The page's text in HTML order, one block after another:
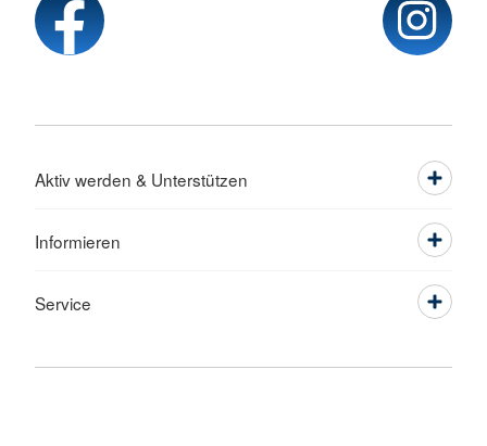
Aktiv werden & Unterstützen
Informieren
Service